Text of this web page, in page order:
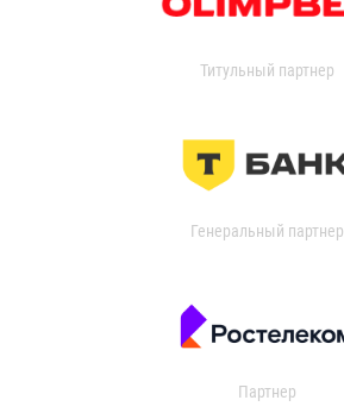
Титульный партнер
Генеральный партнер
Партнер